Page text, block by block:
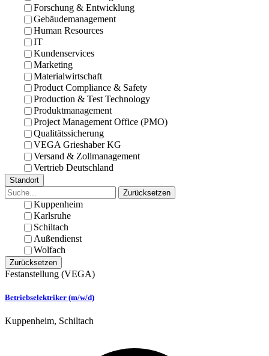
Forschung & Entwicklung
Gebäudemanagement
Human Resources
IT
Kundenservices
Marketing
Materialwirtschaft
Product Compliance & Safety
Production & Test Technology
Produktmanagement
Project Management Office (PMO)
Qualitätssicherung
VEGA Grieshaber KG
Versand & Zollmanagement
Vertrieb Deutschland
Standort
Zurücksetzen
Kuppenheim
Karlsruhe
Schiltach
Außendienst
Wolfach
Zurücksetzen
Festanstellung (VEGA)
Betriebselektriker (m/w/d)
Kuppenheim, Schiltach